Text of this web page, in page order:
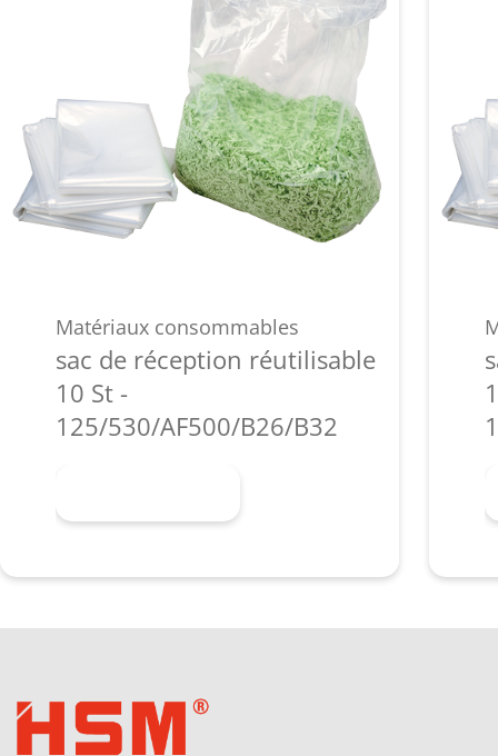
Matériaux consommables
sac de réception réutilisable
10 St -
125/530/AF500/B26/B32